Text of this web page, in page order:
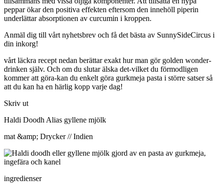
peppar ökar den positiva effekten eftersom den innehöll piperin
underlättar absorptionen av curcumin i kroppen.
Anmäl dig till vårt nyhetsbrev och få det bästa av SunnySideCircus i
din inkorg!
vårt läckra recept nedan berättar exakt hur man gör golden wonder-
drinken själv. Och om du slutar älska det-vilket du förmodligen
kommer att göra-kan du enkelt göra gurkmeja pasta i större satser så
att du kan ha en härlig kopp varje dag!
Skriv ut
Haldi Doodh Alias gyllene mjölk
mat &amp; Drycker // Indien
ingredienser